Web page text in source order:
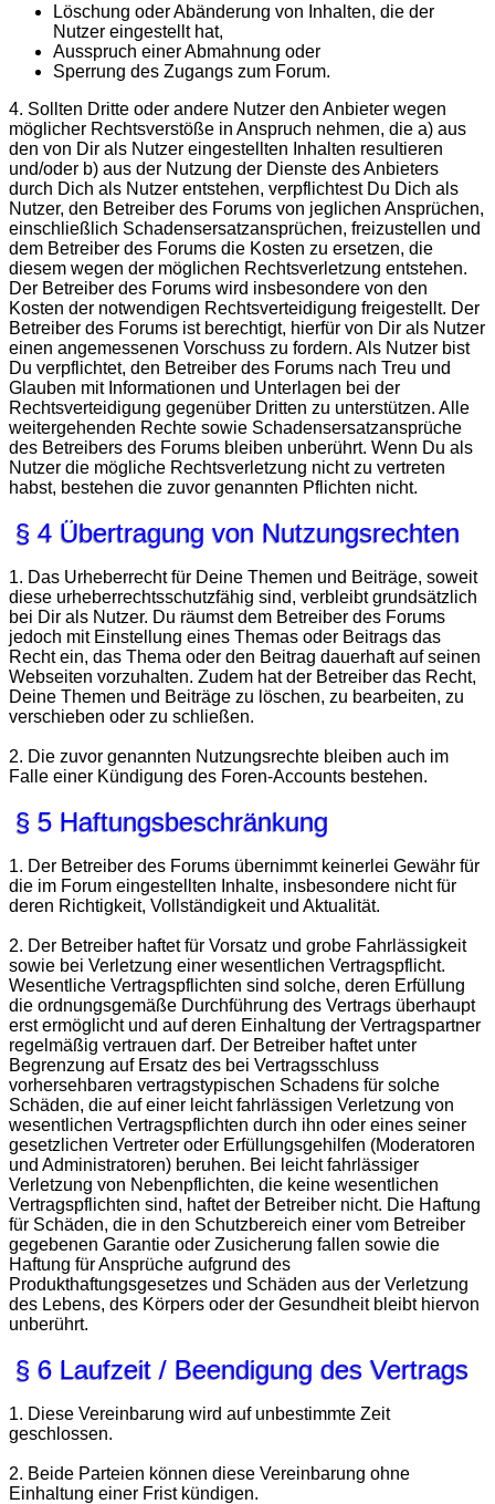
Löschung oder Abänderung von Inhalten, die der
Nutzer eingestellt hat,
Ausspruch einer Abmahnung oder
Sperrung des Zugangs zum Forum.
4. Sollten Dritte oder andere Nutzer den Anbieter wegen
möglicher Rechtsverstöße in Anspruch nehmen, die a) aus
den von Dir als Nutzer eingestellten Inhalten resultieren
und/oder b) aus der Nutzung der Dienste des Anbieters
durch Dich als Nutzer entstehen, verpflichtest Du Dich als
Nutzer, den Betreiber des Forums von jeglichen Ansprüchen,
einschließlich Schadensersatzansprüchen, freizustellen und
dem Betreiber des Forums die Kosten zu ersetzen, die
diesem wegen der möglichen Rechtsverletzung entstehen.
Der Betreiber des Forums wird insbesondere von den
Kosten der notwendigen Rechtsverteidigung freigestellt. Der
Betreiber des Forums ist berechtigt, hierfür von Dir als Nutzer
einen angemessenen Vorschuss zu fordern. Als Nutzer bist
Du verpflichtet, den Betreiber des Forums nach Treu und
Glauben mit Informationen und Unterlagen bei der
Rechtsverteidigung gegenüber Dritten zu unterstützen. Alle
weitergehenden Rechte sowie Schadensersatzansprüche
des Betreibers des Forums bleiben unberührt. Wenn Du als
Nutzer die mögliche Rechtsverletzung nicht zu vertreten
habst, bestehen die zuvor genannten Pflichten nicht.
§ 4 Übertragung von Nutzungsrechten
1. Das Urheberrecht für Deine Themen und Beiträge, soweit
diese urheberrechtsschutzfähig sind, verbleibt grundsätzlich
bei Dir als Nutzer. Du räumst dem Betreiber des Forums
jedoch mit Einstellung eines Themas oder Beitrags das
Recht ein, das Thema oder den Beitrag dauerhaft auf seinen
Webseiten vorzuhalten. Zudem hat der Betreiber das Recht,
Deine Themen und Beiträge zu löschen, zu bearbeiten, zu
verschieben oder zu schließen.
2. Die zuvor genannten Nutzungsrechte bleiben auch im
Falle einer Kündigung des Foren-Accounts bestehen.
§ 5 Haftungsbeschränkung
1. Der Betreiber des Forums übernimmt keinerlei Gewähr für
die im Forum eingestellten Inhalte, insbesondere nicht für
deren Richtigkeit, Vollständigkeit und Aktualität.
2. Der Betreiber haftet für Vorsatz und grobe Fahrlässigkeit
sowie bei Verletzung einer wesentlichen Vertragspflicht.
Wesentliche Vertragspflichten sind solche, deren Erfüllung
die ordnungsgemäße Durchführung des Vertrags überhaupt
erst ermöglicht und auf deren Einhaltung der Vertragspartner
regelmäßig vertrauen darf. Der Betreiber haftet unter
Begrenzung auf Ersatz des bei Vertragsschluss
vorhersehbaren vertragstypischen Schadens für solche
Schäden, die auf einer leicht fahrlässigen Verletzung von
wesentlichen Vertragspflichten durch ihn oder eines seiner
gesetzlichen Vertreter oder Erfüllungsgehilfen (Moderatoren
und Administratoren) beruhen. Bei leicht fahrlässiger
Verletzung von Nebenpflichten, die keine wesentlichen
Vertragspflichten sind, haftet der Betreiber nicht. Die Haftung
für Schäden, die in den Schutzbereich einer vom Betreiber
gegebenen Garantie oder Zusicherung fallen sowie die
Haftung für Ansprüche aufgrund des
Produkthaftungsgesetzes und Schäden aus der Verletzung
des Lebens, des Körpers oder der Gesundheit bleibt hiervon
unberührt.
§ 6 Laufzeit / Beendigung des Vertrags
1. Diese Vereinbarung wird auf unbestimmte Zeit
geschlossen.
2. Beide Parteien können diese Vereinbarung ohne
Einhaltung einer Frist kündigen.